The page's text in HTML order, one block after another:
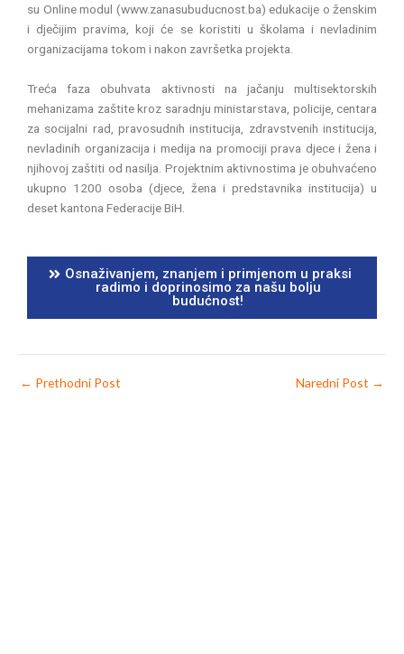
su Online modul (www.zanasubuducnost.ba) edukacije o ženskim
i dječijim pravima, koji će se koristiti u školama i nevladinim
organizacijama tokom i nakon završetka projekta.
Treća faza obuhvata aktivnosti na jačanju multisektorskih
mehanizama zaštite kroz saradnju ministarstava, policije, centara
za socijalni rad, pravosudnih institucija, zdravstvenih institucija,
nevladinih organizacija i medija na promociji prava djece i žena i
njihovoj zaštiti od nasilja. Projektnim aktivnostima je obuhvaćeno
ukupno 1200 osoba (djece, žena i predstavnika institucija) u
deset kantona Federacije BiH.
Osnaživanjem, znanjem i primjenom u praksi
radimo i doprinosimo za našu bolju
budućnost!
← Prethodni Post Naredni Post →